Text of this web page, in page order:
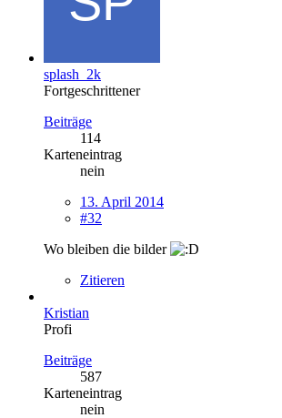
splash_2k
Fortgeschrittener
Beiträge
114
Karteneintrag
nein
13. April 2014
#32
Wo bleiben die bilder
Zitieren
Kristian
Profi
Beiträge
587
Karteneintrag
nein